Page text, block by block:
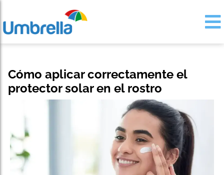
Cómo aplicar correctamente el
protector solar en el rostro